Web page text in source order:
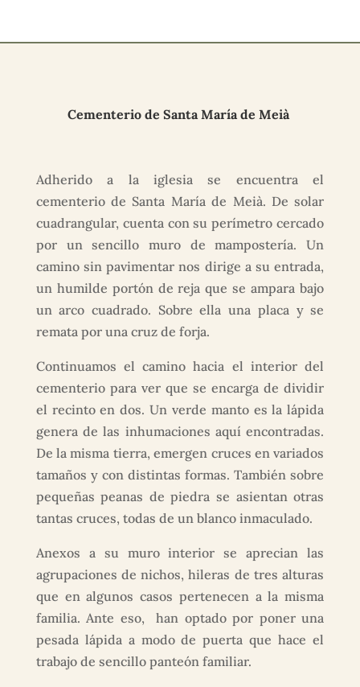
Cementerio de Santa María de Meià
Adherido a la iglesia se encuentra el
cementerio de Santa María de Meià. De solar
cuadrangular, cuenta con su perímetro cercado
por un sencillo muro de mampostería. Un
camino sin pavimentar nos dirige a su entrada,
un humilde portón de reja que se ampara bajo
un arco cuadrado. Sobre ella una placa y se
remata por una cruz de forja.
Continuamos el camino hacia el interior del
cementerio para ver que se encarga de dividir
el recinto en dos. Un verde manto es la lápida
genera de las inhumaciones aquí encontradas.
De la misma tierra, emergen cruces en variados
tamaños y con distintas formas. También sobre
pequeñas peanas de piedra se asientan otras
tantas cruces, todas de un blanco inmaculado.
Anexos a su muro interior se aprecian las
agrupaciones de nichos, hileras de tres alturas
que en algunos casos pertenecen a la misma
familia. Ante eso, han optado por poner una
pesada lápida a modo de puerta que hace el
trabajo de sencillo panteón familiar.